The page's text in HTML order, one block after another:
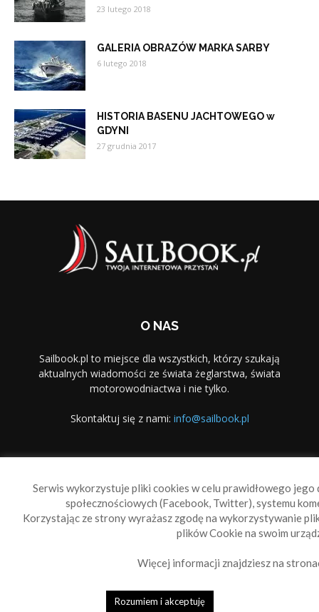
23 lutego 2018
GALERIA OBRAZÓW MARKA SARBY
6 lutego 2018
HISTORIA BASENU JACHTOWEGO w
GDYNI
27 grudnia 2017
O NAS
Sailbook.pl to miejsce dla wszystkich, którzy szukają
aktualnych wiadomości ze świata żeglarstwa, świata
motorowodniactwa i nie tylko.
Skontaktuj się z nami: info@sailbook.pl
Reklama
Polityka prywatności
© 2010-2019 Sailbook.pl
Serwis wykorzystuje pliki cookies w celu prawidłowego
społecznościowych (Facebook, Twitter), systemu
Korzystając ze strony wyrażasz zgodę na wykorzystywanie
plików Cookie na swoim
Więcej informacji znajdziesz na
Rozumiem i akceptuję